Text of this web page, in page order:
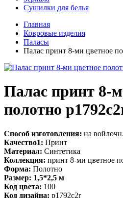
Сушилки для белья
Главная
Ковровые изделия
Паласы
Палас принт 8-ми цветное
Палас принт 8-
полотно
Способ изготовления: на
Качество1: Принт
Материал: Синтетика
Коллекция: принт 8-ми цветное
Форма: Полотно
Размер: 1,5*2,5 м
Код цвета: 100
Код дизайна: p1792c2r